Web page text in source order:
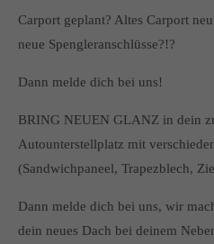
Carport geplant? Altes Carport
neue Spengleranschlüsse?!?
Dann melde dich bei uns!
BRING NEUEN GLANZ in dein
Autounterstellplatz mit
(Sandwichpaneel, Trapezblech,
Dann melde dich bei uns, wir
dein neues Dach bei deinem